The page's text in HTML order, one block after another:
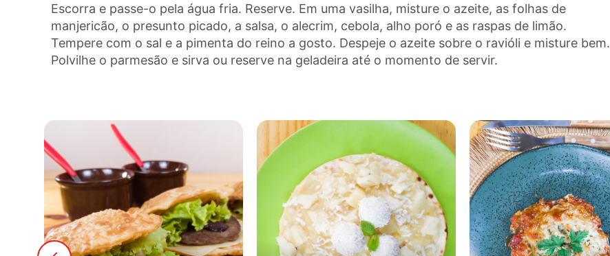
Escorra e passe-o pela água fria. Reserve. Em uma vasilha, misture o azeite, as folhas de
manjericão, o presunto picado, a salsa, o alecrim, cebola, alho poró e as raspas de limão.
Tempere com o sal e a pimenta do reino a gosto. Despeje o azeite sobre o ravióli e misture bem.
Polvilhe o parmesão e sirva ou reserve na geladeira até o momento de servir.